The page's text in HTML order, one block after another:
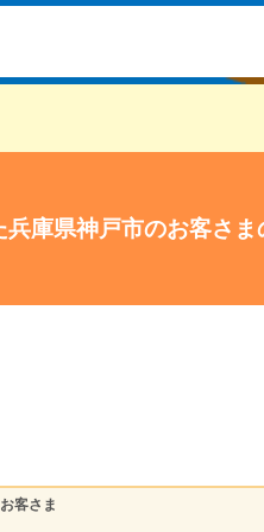
庫県神戸市のお客さ
お客さま